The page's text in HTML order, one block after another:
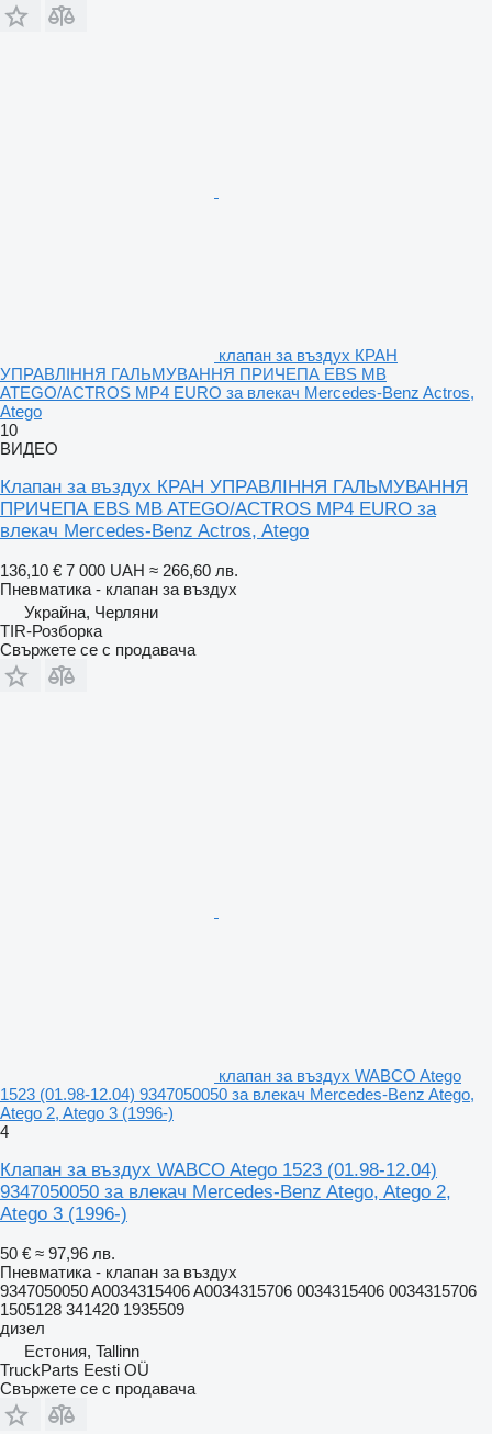
клапан за въздух КРАН
УПРАВЛІННЯ ГАЛЬМУВАННЯ ПРИЧЕПА EBS MB
ATEGO/ACTROS MP4 EURO за влекач Mercedes-Benz Actros,
Atego
10
ВИДЕО
Клапан за въздух КРАН УПРАВЛІННЯ ГАЛЬМУВАННЯ
ПРИЧЕПА EBS MB ATEGO/ACTROS MP4 EURO за
влекач Mercedes-Benz Actros, Atego
136,10 € 7 000 UAH ≈ 266,60 лв.
Пневматика - клапан за въздух
Украйна, Черляни
TIR-Розборка
Свържете се с продавача
клапан за въздух WABCO Atego
1523 (01.98-12.04) 9347050050 за влекач Mercedes-Benz Atego,
Atego 2, Atego 3 (1996-)
4
Клапан за въздух WABCO Atego 1523 (01.98-12.04)
9347050050 за влекач Mercedes-Benz Atego, Atego 2,
Atego 3 (1996-)
50 € ≈ 97,96 лв.
Пневматика - клапан за въздух
9347050050 A0034315406 A0034315706 0034315406 0034315706
1505128 341420 1935509
дизел
Естония, Tallinn
TruckParts Eesti OÜ
Свържете се с продавача